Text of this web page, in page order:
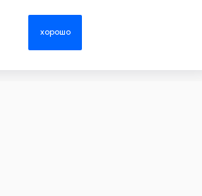
Завод Econex. Производство
При использовании
хорошо